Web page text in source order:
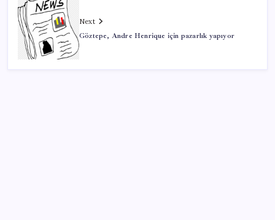
Next
Göztepe, Andre Henrique için pazarlık yapıyor